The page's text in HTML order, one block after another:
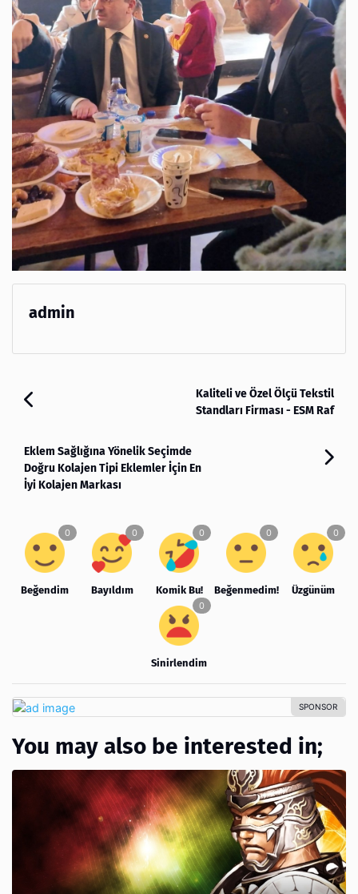
admin
Kaliteli ve Özel Ölçü Tekstil
Standları Firması - ESM Raf
Eklem Sağlığına Yönelik Seçimde
Doğru Kolajen Tipi Eklemler İçin En
İyi Kolajen Markası
Beğendim Bayıldım Komik Bu! Beğenmedim! Üzgünüm
Sinirlendim
You may also be interested in;